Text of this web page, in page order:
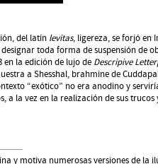
del latín levitas, ligereza, se forjó en
toda forma de suspensión de
en la edición de lujo de Descripive
a Shesshal, brahmine de
“exótico” no era anodino y
a la vez en la realización de sus trucos
y motiva numerosas versiones de la